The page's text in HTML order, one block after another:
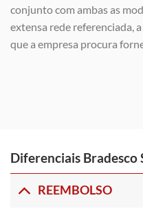
conjunto com ambas as
extensa rede referenciada,
que a empresa procura
Diferenciais Bradesco
REEMBOLSO